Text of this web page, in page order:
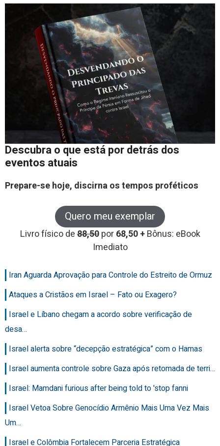
Descubra o que está por detrás dos
eventos atuais
Prepare-se hoje, discirna os tempos proféticos
Quero meu exemplar
Livro físico de88,50 por68,50 +Bônus: eBook
Imediato
Iran Aguarda Aprovação para Controle do Estreito de Ormuz
Ataques a Cristãos em Israel – Fato ou Exagero?
Israel e Líbano chegam a acordo sobre verificação de
desa…
Israel alerta sobre “decepção estratégica” com o Hamas
Israel aumenta controle sobre Gaza após retomada de terri…
Israel: Mamdani furious after being told to 'stop fanni
Israel Vetoa Sobre Genocídio Armênio Mais Uma Vez Mais
Um…
Israel e Colômbia Fortalecem Parceria Estratégica